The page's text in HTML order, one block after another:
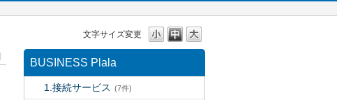
文字サイズ変更
BUSINESS Plala
1.接続サービス (7件)